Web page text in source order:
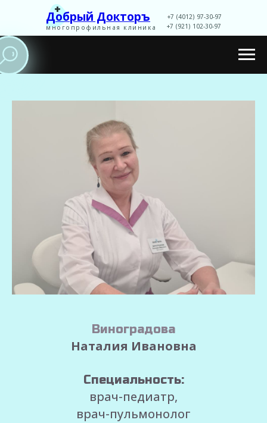
многопрофильная клиника
+
Добрый Докторъ
+7 (4012) 97-30-97
+7 (921) 102-30-97
Записаться
Виноградова
Наталия Ивановна
Специальность:
врач-педиатр,
врач-пульмонолог